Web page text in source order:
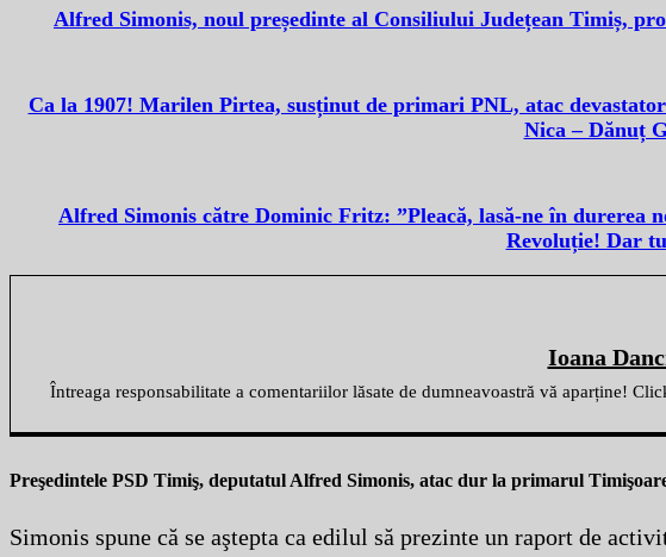
Alfred Simonis, noul președinte al Consiliului Județean Timiș,
Ca la 1907! Marilen Pirtea, susținut de primari PNL, atac
Nica – Dănuț
Alfred Simonis către Dominic Fritz: ”Pleacă, lasă-ne în durerea
Revoluție! Dar
Ioana
Întreaga responsabilitate a comentariilor lăsate de dumneavoastră vă aparține!
Preşedintele PSD Timiş, deputatul Alfred Simonis, atac dur la primarul
Simonis spune că se aştepta ca edilul să prezinte un raport de